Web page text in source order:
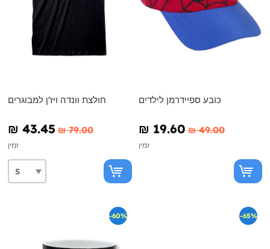
חולצת וונדה ויז'ן למבוגרים
₪‎ 43.45 ₪‎ 79.00
זמין
כובע ספיידרמן לילדים
₪‎ 19.60 ₪‎ 49.00
זמין
-60% -65%